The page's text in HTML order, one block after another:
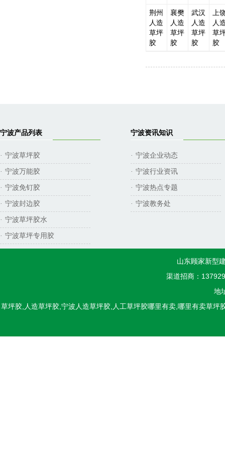
荆州
人造
草坪
胶
襄樊
人造
草坪
胶
武汉
人造
草坪
胶
上
人
草
胶
宁波产品列表
· 宁波草坪胶
· 宁波万能胶
· 宁波免钉胶
· 宁波封边胶
· 宁波草坪胶水
· 宁波草坪专用胶
宁波资讯知识
· 宁波企业动态
· 宁波行业资讯
· 宁波热点专题
· 宁波教务处
山东顾家新型
渠道招商：
地
草坪胶,人造草坪胶,宁波人造草坪胶,人工草坪胶哪里有卖,哪里有卖草